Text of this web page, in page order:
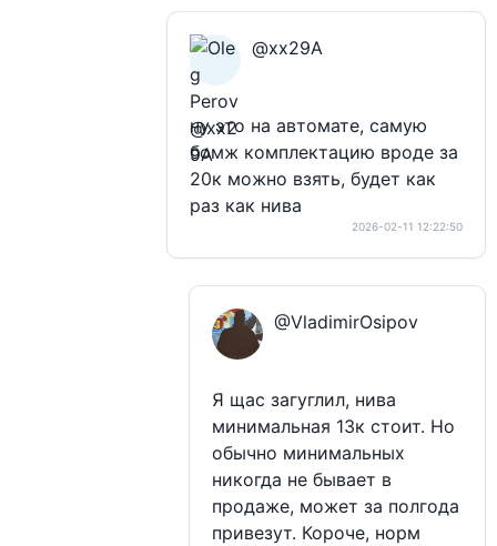
@xx29A
ну это на автомате, самую
бомж комплектацию вроде за
20к можно взять, будет как
раз как нива
2026-02-11 12:22:50
@VladimirOsipov
Я щас загуглил, нива
минимальная 13к стоит. Но
обычно минимальных
никогда не бывает в
продаже, может за полгода
привезут. Короче, норм